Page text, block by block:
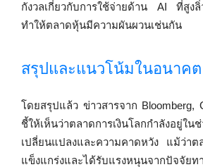
กังวลเกี่ยวกับการใช้จ่ายด้าน AI ที่สูงลิ่
ทำให้ตลาดหุ้นมีความผันผวนเช่นกัน
สรุปและแนวโน้มในอนาคต
โดยสรุปแล้ว ข่าวสารจาก Bloomberg,
ชี้ให้เห็นว่าตลาดการเงินโลกกำลังอยู่ใน
เปลี่ยนแปลงและความคาดหวัง แม้ว่าต
แข็งแกร่งและได้รับแรงหนุนจากปัจจัยท